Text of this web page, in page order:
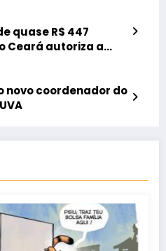
quase R$ 447
Ceará autoriza a
novo coordenador do